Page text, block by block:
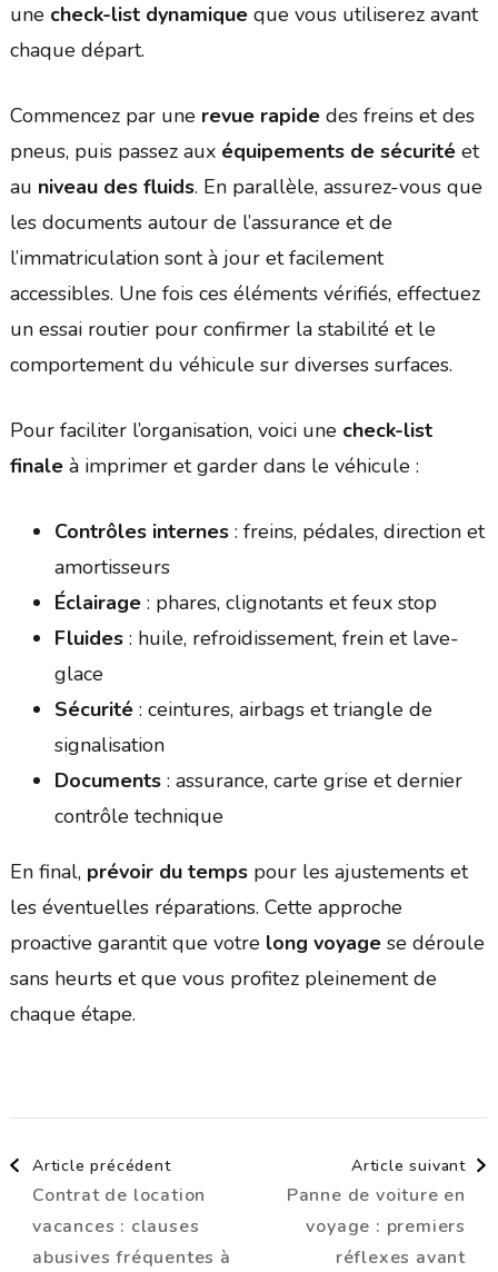
une check-list dynamiqueque vous utiliserez avant
chaque départ.
Commencez par une revue rapidedes freins et des
pneus, puis passez aux équipements de sécuritéet
au niveau des fluids. En parallèle, assurez-vous que
les documents autour de l’assurance et de
l’immatriculation sont à jour et facilement
accessibles. Une fois ces éléments vérifiés, effectuez
un essai routier pour confirmer la stabilité et le
comportement du véhicule sur diverses surfaces.
Pour faciliter l’organisation, voici une check-list
finaleà imprimer et garder dans le véhicule :
Contrôles internes: freins, pédales, direction et
amortisseurs
Éclairage: phares, clignotants et feux stop
Fluides: huile, refroidissement, frein et lave-
glace
Sécurité: ceintures, airbags et triangle de
signalisation
Documents: assurance, carte grise et dernier
contrôle technique
En final, prévoir du tempspour les ajustements et
les éventuelles réparations. Cette approche
proactive garantit que votre long voyagese déroule
sans heurts et que vous profitez pleinement de
chaque étape.
Navigation
d'article
Article précédent
Contrat de location
vacances : clauses
abusives fréquentes à
Article suivant
Panne de voiture en
voyage : premiers
réflexes avant